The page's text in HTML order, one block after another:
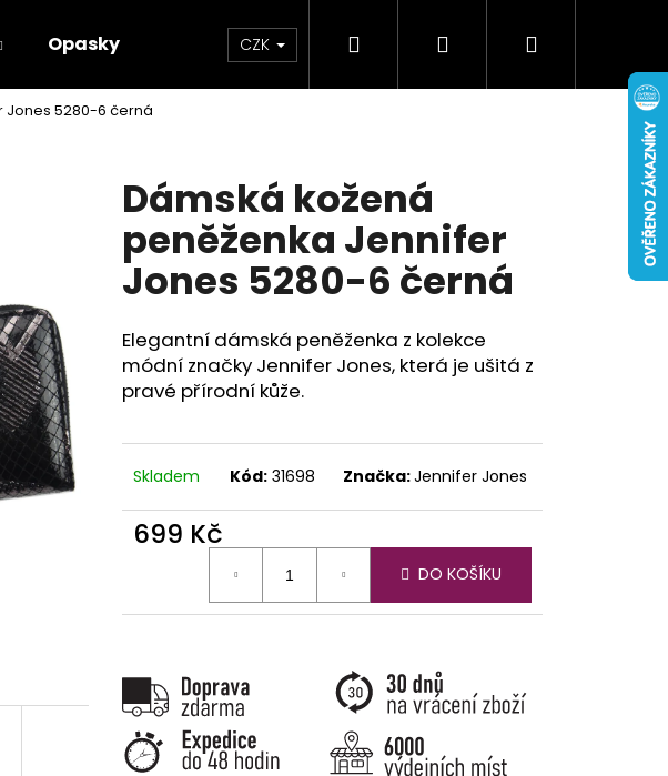
Opasky Doplňky Novinky
CZK Hledat PřihlášeníNákupní
Jones 5280-6 černá
Dámská kožená
peněženka Jennifer
Jones 5280-6 černá
Elegantní dámská peněženka z kolekce
módní značky Jennifer Jones, která je ušitá z
pravé přírodní kůže.
Skladem Kód: 31698 Značka:Jennifer Jones
699 Kč
DO KOŠÍKU